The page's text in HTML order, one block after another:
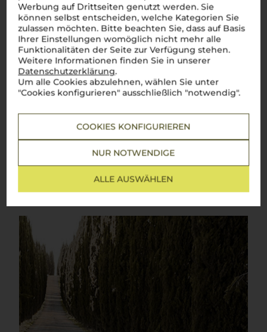
Werbung auf Drittseiten genutzt werden. Sie
können selbst entscheiden, welche Kategorien Sie
zulassen möchten. Bitte beachten Sie, dass auf Basis
Ihrer Einstellungen womöglich nicht mehr alle
Funktionalitäten der Seite zur Verfügung stehen.
Weitere Informationen finden Sie in unserer
Datenschutzerklärung.
Um alle Cookies abzulehnen, wählen Sie unter
"Cookies konfigurieren" ausschließlich "notwendig".
COOKIES KONFIGURIEREN
NUR NOTWENDIGE
ALLE AUSWÄHLEN
Über die Region
Toskana
Die ikonische Weinregion Italiens mit weltberühmten
Klassikern
Die Toskana–la dolce vitain Reinform! Zwischen sanften
Hügeln, malerischen Weinbergen und charmanten Dörfern
Brunello di MontalcinooderVino Nobile di Montepulciano–
diese Weine sind mehr als nur Namen, sie sind Symbole
italienischen Genusses. Dank des einzigartigen Terroirs und
des milden Klimas entstehen hier Weine mit
unverwechselbarem Charakter: kräftig, harmonisch und voller
Italiens in jedem Schluck spürbar werden.